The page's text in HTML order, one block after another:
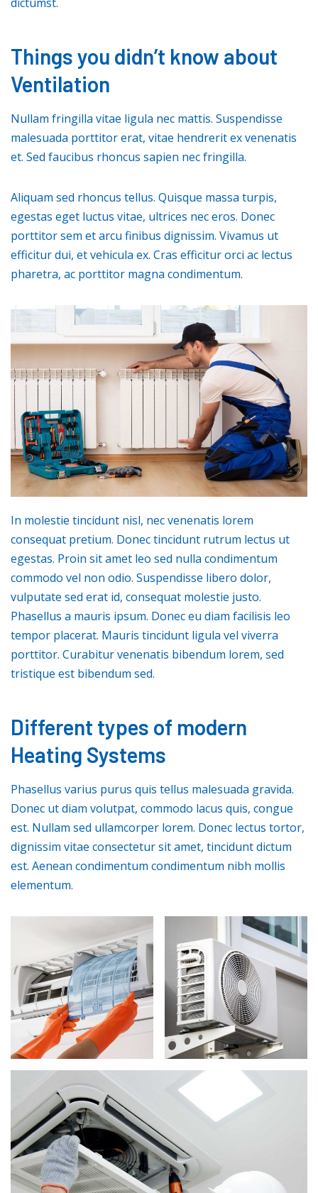
Things you didn’t know about
Ventilation
Nullam fringilla vitae ligula nec mattis. Suspendisse
malesuada porttitor erat, vitae hendrerit ex venenatis
et. Sed faucibus rhoncus sapien nec fringilla.
Aliquam sed rhoncus tellus. Quisque massa turpis,
egestas eget luctus vitae, ultrices nec eros. Donec
porttitor sem et arcu finibus dignissim. Vivamus ut
efficitur dui, et vehicula ex. Cras efficitur orci ac lectus
pharetra, ac porttitor magna condimentum.
In molestie tincidunt nisl, nec venenatis lorem
consequat pretium. Donec tincidunt rutrum lectus ut
egestas. Proin sit amet leo sed nulla condimentum
commodo vel non odio. Suspendisse libero dolor,
vulputate sed erat id, consequat molestie justo.
Phasellus a mauris ipsum. Donec eu diam facilisis leo
tempor placerat. Mauris tincidunt ligula vel viverra
porttitor. Curabitur venenatis bibendum lorem, sed
tristique est bibendum sed.
Different types of modern
Heating Systems
Phasellus varius purus quis tellus malesuada gravida.
Donec ut diam volutpat, commodo lacus quis, congue
est. Nullam sed ullamcorper lorem. Donec lectus tortor,
dignissim vitae consectetur sit amet, tincidunt dictum
est. Aenean condimentum condimentum nibh mollis
elementum.